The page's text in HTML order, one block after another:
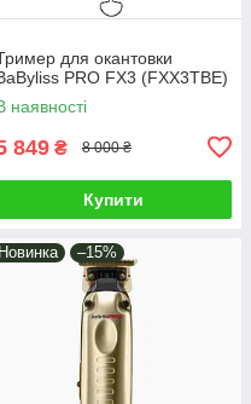
для окантовки
PRO FX3 (FXX3TBE)
наявності
849 ₴ 8 000 ₴
Купити
Новинка –15%